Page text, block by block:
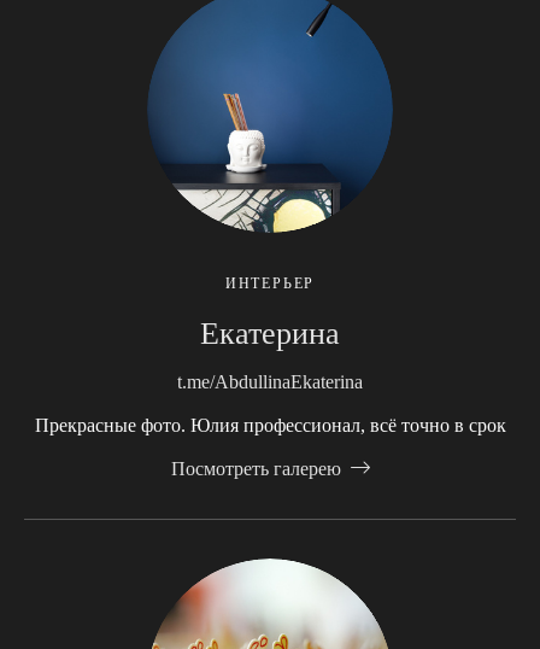
ИНТЕРЬЕР
Екатерина
t.me/AbdullinaEkaterina
Прекрасные фото. Юлия профессионал, всё точно в срок
Посмотреть галерею